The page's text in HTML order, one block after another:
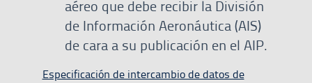
aéreo que debe recibir la División
de Información Aeronáutica (AIS)
de cara a su publicación en el AIP.
Especificación de intercambio de datos de